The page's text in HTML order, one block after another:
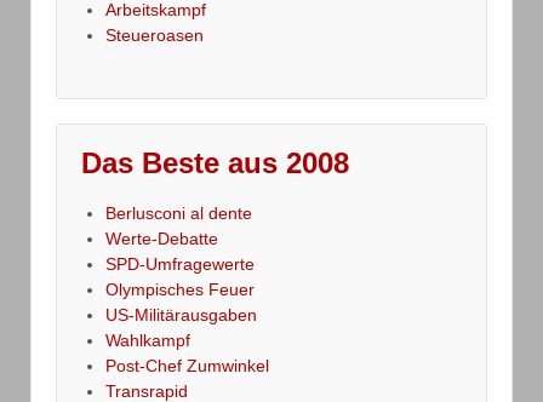
Arbeitskampf
Steueroasen
Das Beste aus 2008
Berlusconi al dente
Werte-Debatte
SPD-Umfragewerte
Olympisches Feuer
US-Militärausgaben
Wahlkampf
Post-Chef Zumwinkel
Transrapid